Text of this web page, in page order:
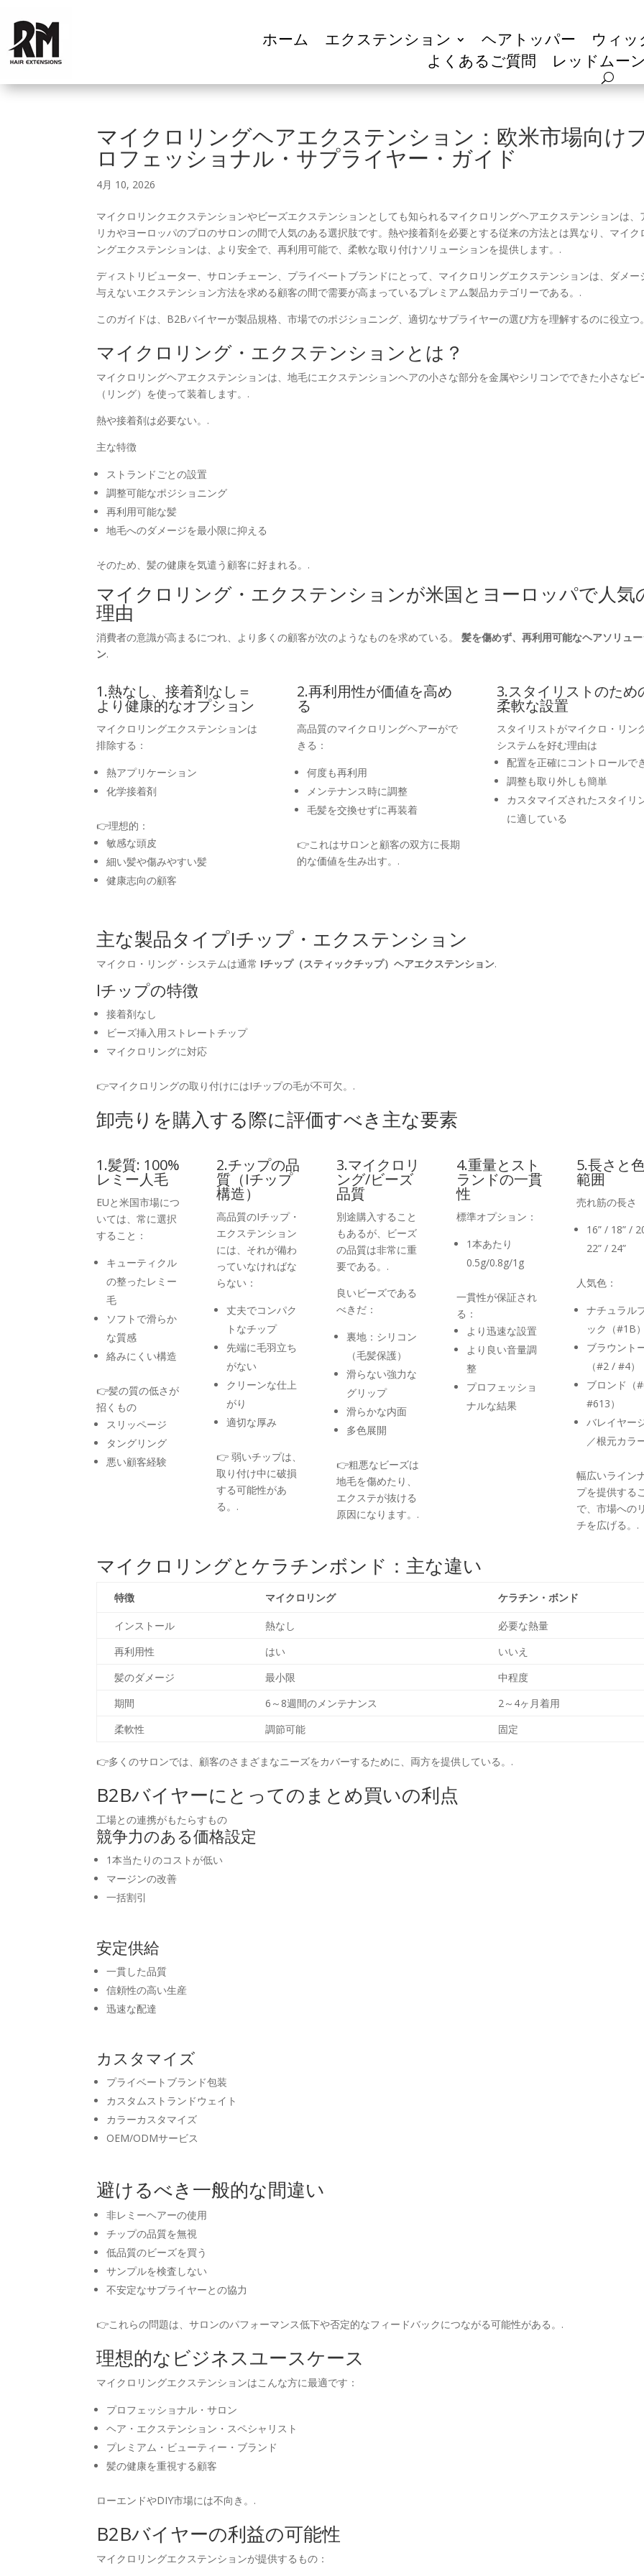
ホーム エクステンション ヘアトッパー ウィッ
よくあるご質問
レッドムー
マイクロリングヘアエクステンション：欧米市場向け
ロフェッショナル・サプライヤー・ガイド
4月 10, 2026
マイクロリンクエクステンションやビーズエクステンションとしても知られるマイクロリングヘアエクステンションは、
リカやヨーロッパのプロのサロンの間で人気のある選択肢です。熱や接着剤を必要とする従来の方法とは異なり、マイク
ングエクステンションは、より安全で、再利用可能で、柔軟な取り付けソリューションを提供します。.
ディストリビューター、サロンチェーン、プライベートブランドにとって、マイクロリングエクステンションは、ダメー
与えないエクステンション方法を求める顧客の間で需要が高まっているプレミアム製品カテゴリーである。.
このガイドは、B2Bバイヤーが製品規格、市場でのポジショニング、適切なサプライヤーの選び方を理解するのに役立つ
マイクロリング・エクステンションとは？
マイクロリングヘアエクステンションは、地毛にエクステンションヘアの小さな部分を金属やシリコンでできた小さなビ
（リング）を使って装着します。.
熱や接着剤は必要ない。.
主な特徴
ストランドごとの設置
調整可能なポジショニング
再利用可能な髪
地毛へのダメージを最小限に抑える
そのため、髪の健康を気遣う顧客に好まれる。.
マイクロリング・エクステンションが米国とヨーロッパで人気
理由
消費者の意識が高まるにつれ、より多くの顧客が次のようなものを求めている。髪を傷めず、再利用可能なヘアソリュー
ン.
1.熱なし、接着剤なし＝
より健康的なオプション
マイクロリングエクステンションは
排除する：
熱アプリケーション
化学接着剤
👉理想的：
敏感な頭皮
細い髪や傷みやすい髪
健康志向の顧客
2.再利用性が価値を高め
る
高品質のマイクロリングヘアーがで
きる：
何度も再利用
メンテナンス時に調整
毛髪を交換せずに再装着
👉これはサロンと顧客の双方に長期
的な価値を生み出す。.
3.スタイリストのため
柔軟な設置
スタイリストがマイクロ・リン
システムを好む理由は
配置を正確にコントロールで
調整も取り外しも簡単
カスタマイズされたスタイリ
に適している
主な製品タイプIチップ・エクステンション
マイクロ・リング・システムは通常 Iチップ（スティックチップ）ヘアエクステンション.
Iチップの特徴
接着剤なし
ビーズ挿入用ストレートチップ
マイクロリングに対応
👉マイクロリングの取り付けにはIチップの毛が不可欠。.
卸売りを購入する際に評価すべき主な要素
1.髪質: 100%
レミー人毛
EUと米国市場につ
いては、常に選択
すること：
キューティクル
の整ったレミー
毛
ソフトで滑らか
な質感
絡みにくい構造
👉髪の質の低さが
招くもの
スリッページ
タングリング
悪い顧客経験
2.チップの品
質（Iチップ
構造）
高品質のIチップ・
エクステンション
には、それが備わ
っていなければな
らない：
丈夫でコンパク
トなチップ
先端に毛羽立ち
がない
クリーンな仕上
がり
適切な厚み
👉 弱いチップは、
取り付け中に破損
する可能性があ
る。.
3.マイクロリ
ング/ビーズ
品質
別途購入すること
もあるが、ビーズ
の品質は非常に重
要である。.
良いビーズである
べきだ：
裏地：シリコン
（毛髪保護）
滑らない強力な
グリップ
滑らかな内面
多色展開
👉粗悪なビーズは
地毛を傷めたり、
エクステが抜ける
原因になります。.
4.重量とスト
ランドの一貫
性
標準オプション：
1本あたり
0.5g/0.8g/1g
一貫性が保証され
る：
より迅速な設置
より良い音量調
整
プロフェッショ
ナルな結果
5.長さと
範囲
売れ筋の長さ
16” / 18” /
22” / 24”
人気色：
ナチュラル
ック（#1B）
ブラウント
（#2 / #4）
ブロンド（
#613）
バレイヤー
／根元カラ
幅広いライン
プを提供する
で、市場への
チを広げる。.
マイクロリングとケラチンボンド：主な違い
特徴 マイクロリング ケラチン・ボンド
インストール 熱なし
必要な熱量
再利用性
はい
いいえ
髪のダメージ
最小限
中程度
期間
6～8週間のメンテナンス
2～4ヶ月着用
柔軟性
調節可能 固定
👉多くのサロンでは、顧客のさまざまなニーズをカバーするために、両方を提供している。.
B2Bバイヤーにとってのまとめ買いの利点
工場との連携がもたらすもの
競争力のある価格設定
1本当たりのコストが低い
マージンの改善
一括割引
安定供給
一貫した品質
信頼性の高い生産
迅速な配達
カスタマイズ
プライベートブランド包装
カスタムストランドウェイト
カラーカスタマイズ
OEM/ODMサービス
避けるべき一般的な間違い
非レミーヘアーの使用
チップの品質を無視
低品質のビーズを買う
サンプルを検査しない
不安定なサプライヤーとの協力
👉これらの問題は、サロンのパフォーマンス低下や否定的なフィードバックにつながる可能性がある。.
理想的なビジネスユースケース
マイクロリングエクステンションはこんな方に最適です：
プロフェッショナル・サロン
ヘア・エクステンション・スペシャリスト
プレミアム・ビューティー・ブランド
髪の健康を重視する顧客
ローエンドやDIY市場には不向き。.
B2Bバイヤーの利益の可能性
マイクロリングエクステンションが提供するもの：